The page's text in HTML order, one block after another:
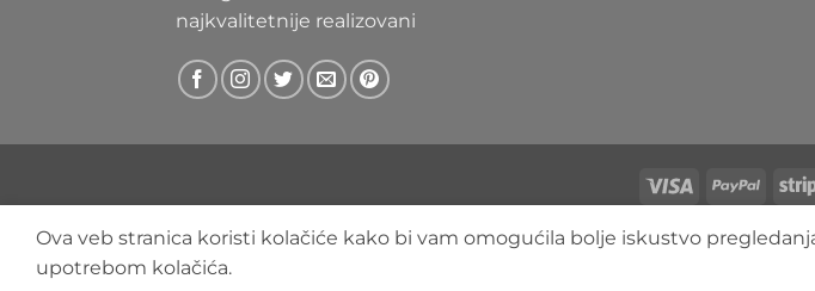
najkvalitetnije realizovani
Visa PayPal
O NAMA BLOG
Ova veb stranica koristi kolačiće kako bi vam omogućila bolje iskustvo
upotrebom kolačića.